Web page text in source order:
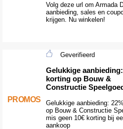
Volg deze url om Armada
aanbieding, sales en
krijgen. Nu winkelen!
PROMOS
Geverifieerd
Gelukkige
korting op Bouw &
Constructie
Gelukkige aanbieding:
op Bouw & Constructie
mis geen 10€ korting bij
aankoop